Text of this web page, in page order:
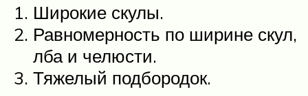
Широкие скулы.
Равномерность по ширине скул,
лба и челюсти.
Тяжелый подбородок.